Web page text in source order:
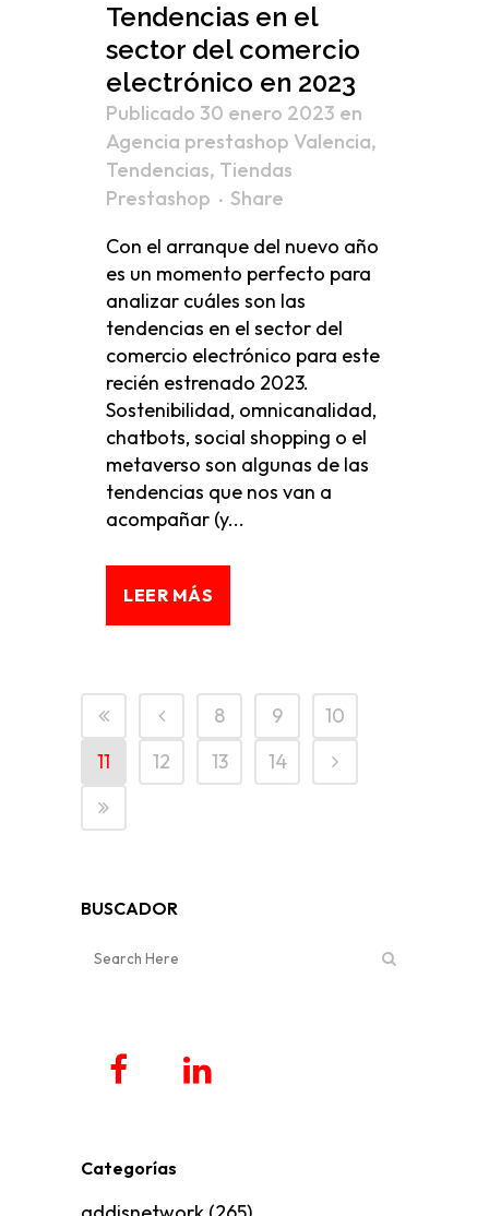
Tendencias en el
sector del comercio
electrónico en 2023
Publicado 30 enero 2023 en
Agencia prestashop Valencia,
Tendencias, Tiendas
Prestashop
Share
Con el arranque del nuevo año
es un momento perfecto para
analizar cuáles son las
tendencias en el sector del
comercio electrónico para este
recién estrenado 2023.
Sostenibilidad, omnicanalidad,
chatbots, social shopping o el
metaverso son algunas de las
tendencias que nos van a
acompañar (y...
LEER MÁS
8 9
10
11
12 13 14
BUSCADOR
Categorías